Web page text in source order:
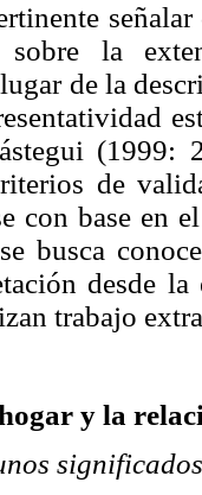
la
de la
de
con base en
busca
desde
trabajo
y la